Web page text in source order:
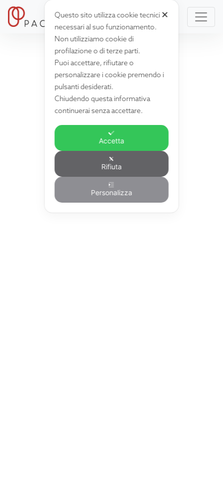
✕
Questo sito utilizza cookie tecnici
necessari al suo funzionamento.
Non utilizziamo cookie di
profilazione o di terze parti.
Puoi accettare, rifiutare o
personalizzare i cookie premendo i
pulsanti desiderati.
Chiudendo questa informativa
continuerai senza accettare.
Accetta
Rifiuta
Personalizza